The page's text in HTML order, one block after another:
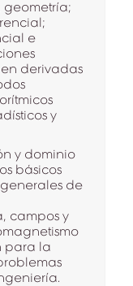
e
derivadas
y
y dominio
básicos
de
campos y
para la